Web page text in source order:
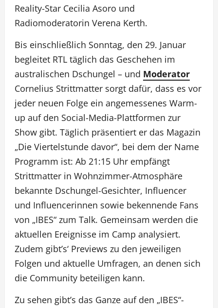
Reality-Star Cecilia Asoro und
Radiomoderatorin Verena Kerth.
Bis einschließlich Sonntag, den 29. Januar
begleitet RTL täglich das Geschehen im
australischen Dschungel – und Moderator
Cornelius Strittmatter sorgt dafür, dass es vor
jeder neuen Folge ein angemessenes Warm-
up auf den Social-Media-Plattformen zur
Show gibt. Täglich präsentiert er das Magazin
„Die Viertelstunde davor“, bei dem der Name
Programm ist: Ab 21:15 Uhr empfängt
Strittmatter in Wohnzimmer-Atmosphäre
bekannte Dschungel-Gesichter, Influencer
und Influencerinnen sowie bekennende Fans
von „IBES“ zum Talk. Gemeinsam werden die
aktuellen Ereignisse im Camp analysiert.
Zudem gibt’s‘ Previews zu den jeweiligen
Folgen und aktuelle Umfragen, an denen sich
die Community beteiligen kann.
Zu sehen gibt’s das Ganze auf den „IBES“-